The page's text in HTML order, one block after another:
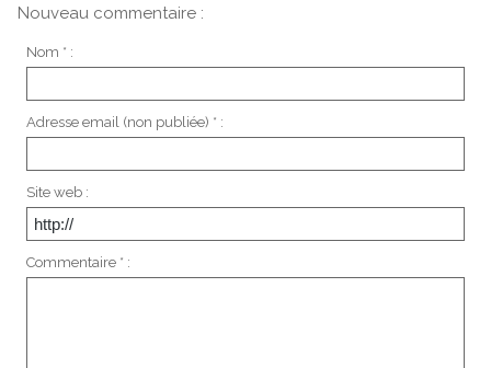
Nouveau commentaire :
Nom * :
Adresse email (non publiée) * :
Site web :
Commentaire * :